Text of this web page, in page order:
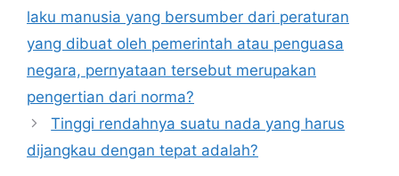
laku manusia yang bersumber dari peraturan
yang dibuat oleh pemerintah atau penguasa
negara, pernyataan tersebut merupakan
pengertian dari norma?
Tinggi rendahnya suatu nada yang harus
dijangkau dengan tepat adalah?